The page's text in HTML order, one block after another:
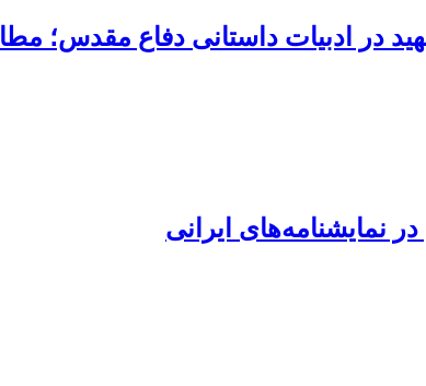
در ادبیات داستانی دفاع مقدس؛
نمایشنامه‌های ایرانی